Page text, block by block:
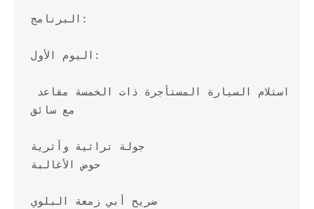
البرنامج:
اليوم الأول:
مع سائق
جولة تراثية وأثرية
حوض الأغالبة
ضريح أبي زمعة البلوي